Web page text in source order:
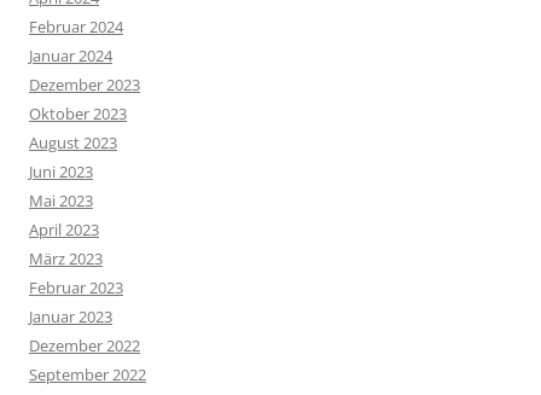
Februar 2024
Januar 2024
Dezember 2023
Oktober 2023
August 2023
Juni 2023
Mai 2023
April 2023
März 2023
Februar 2023
Januar 2023
Dezember 2022
September 2022